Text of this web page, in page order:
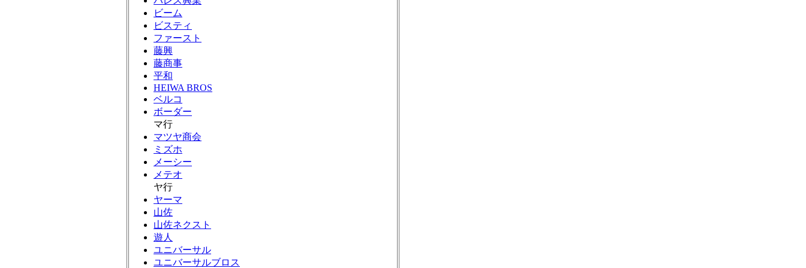
ビーム
ビスティ
ファースト
藤興
藤商事
平和
HEIWA BROS
ベルコ
ボーダー
マ行
マツヤ商会
ミズホ
メーシー
メテオ
ヤ行
ヤーマ
山佐
山佐ネクスト
遊人
ユニバーサル
ユニバーサルブロス